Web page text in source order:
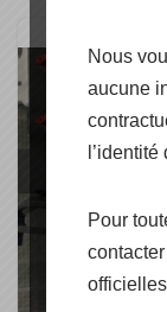
Nous
aucune
Pour